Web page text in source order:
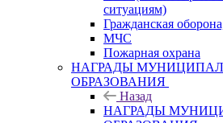
ситуациям)
Гражданская
МЧС
Пожарная охрана
НАГРАДЫ
ОБРАЗОВАНИЯ
Назад
НАГРАДЫ